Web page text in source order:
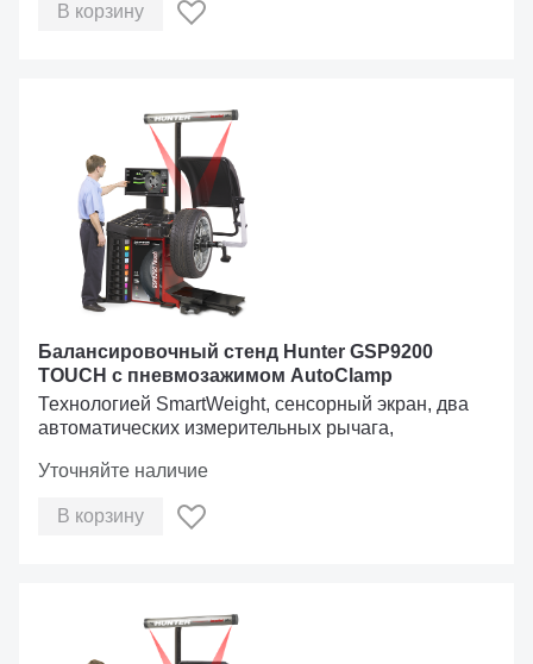
В корзину
Балансировочный стенд Hunter GSP9200
TOUCH с пневмозажимом AutoClamp
Технологией SmartWeight, сенсорный экран, два
автоматических измерительных рычага,
Уточняйте наличие
В корзину